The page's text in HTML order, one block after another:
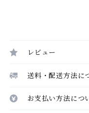
レビュー
送料・配送方法に
お支払い方法につ